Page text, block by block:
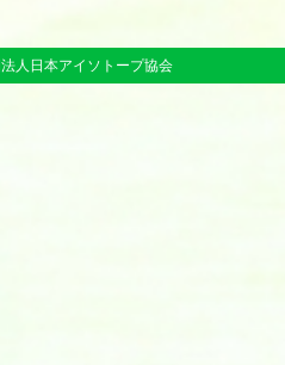
人日本アイソトープ協会